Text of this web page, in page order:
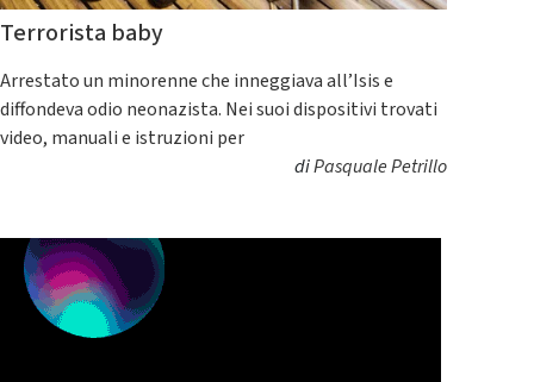
Terrorista baby
Arrestato un minorenne che inneggiava all’Isis e
diffondeva odio neonazista. Nei suoi dispositivi trovati
video, manuali e istruzioni per
diPasquale Petrillo